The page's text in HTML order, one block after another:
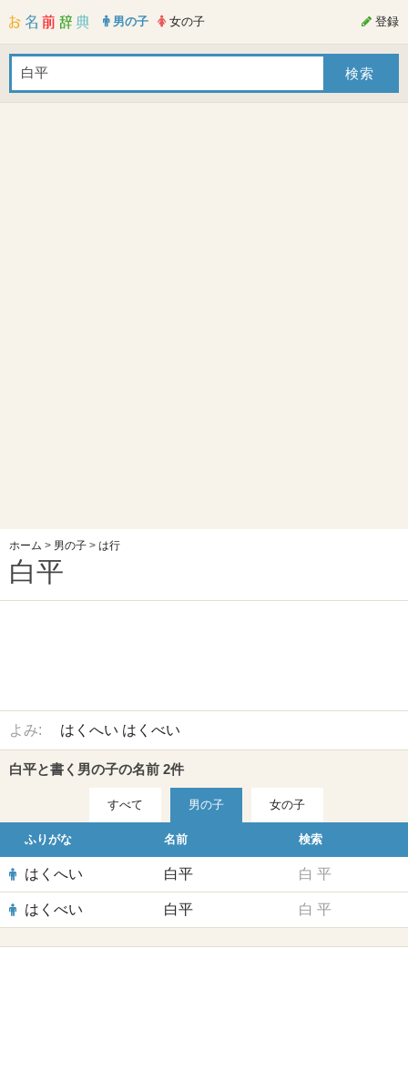
男の子 女の子 登録
ホーム > 男の子 > は行
白平
よみ: はくへい はくべい
白平と書く男の子の名前 2件
すべて 男の子 女の子
ふりがな 名前 検索
はくへい 白平 白 平
はくべい 白平 白 平